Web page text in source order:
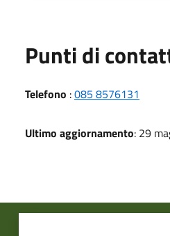
Punti di
Telefono :085 8576131
Ultimo aggiornamento: 29